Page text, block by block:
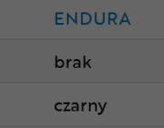
ENDURA
brak
czarny